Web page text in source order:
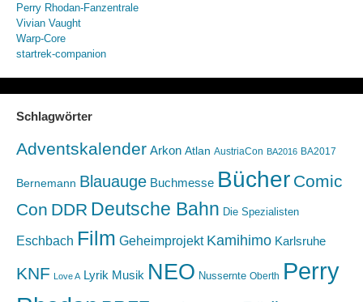
Perry Rhodan-Fanzentrale
Vivian Vaught
Warp-Core
startrek-companion
Schlagwörter
Adventskalender Arkon Atlan AustriaCon BA2016 BA2017
Bernemann Blauauge Buchmesse Bücher Comic
Con DDR Deutsche Bahn Die Spezialisten
Eschbach Film Geheimprojekt Kamihimo Karlsruhe
KNF Love A Lyrik Musik NEO Nussernte Oberth Perry